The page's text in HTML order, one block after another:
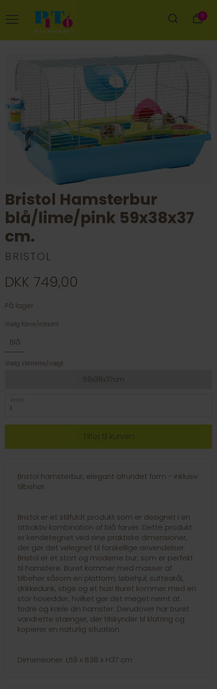
0
Bristol Hamsterbur
blå/lime/pink 59x38x37
cm.
BRISTOL
DKK 749,00
På lager
Vælg farve/variant:
Blå
Vælg størrelse/vægt:
59x38x37cm
Antal
Bristol hamsterbur, elegant afrundet form - inklusiv
tilbehør.
Bristol er et stilfuldt produkt som er designet i en
attraktiv kombination af blå farver. Dette produkt
er kendetegnet ved sine praktiske dimensioner,
der gør det velegnet til forskellige anvendelser.
Bristol er et stort og moderne bur, som er perfekt
til hamstere. Buret kommer med masser af
tilbehør såsom en platform, løbehjul, sutteskål,
drikkedunk, stige og et hus! Buret kommer med en
stor hoveddør, hvilket gør det meget nemt at
fodre og kæle din hamster. Derudover har buret
vandrette stænger, der tilskynder til klatring og
kopierer en naturlig situation.
Dimensioner: L59 x B38 x H37 cm